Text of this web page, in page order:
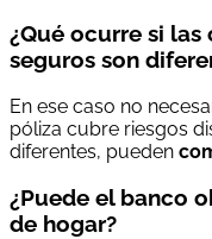
¿Qué ocurre si
seguros son
En ese caso no
póliza cubre riesgos
diferentes, pueden
¿Puede el banco
de hogar?